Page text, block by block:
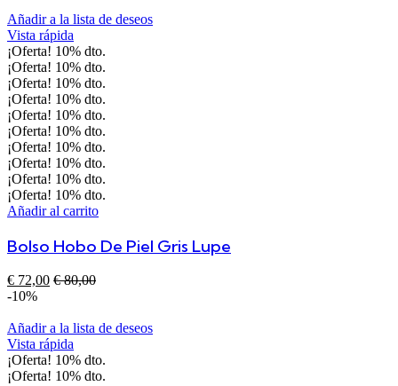
Añadir a la lista de deseos
Vista rápida
¡Oferta! 10% dto.
¡Oferta! 10% dto.
¡Oferta! 10% dto.
¡Oferta! 10% dto.
¡Oferta! 10% dto.
¡Oferta! 10% dto.
¡Oferta! 10% dto.
¡Oferta! 10% dto.
¡Oferta! 10% dto.
¡Oferta! 10% dto.
Añadir al carrito
Bolso Hobo De Piel Gris Lupe
€ 72,00 €80,00
-10%
Añadir a la lista de deseos
Vista rápida
¡Oferta! 10% dto.
¡Oferta! 10% dto.